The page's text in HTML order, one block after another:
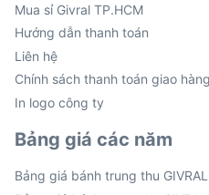
Mua sỉ Givral TP.HCM
Hướng dẫn thanh toán
Liên hệ
Chính sách thanh toán giao hàng
In logo công ty
Bảng giá các năm
Bảng giá bánh trung thu